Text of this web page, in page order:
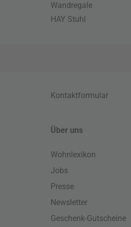
Wandregale
HAY Stuhl
Kontaktformular
Über uns
Wohnlexikon
Jobs
Presse
Newsletter
Geschenk-Gutscheine